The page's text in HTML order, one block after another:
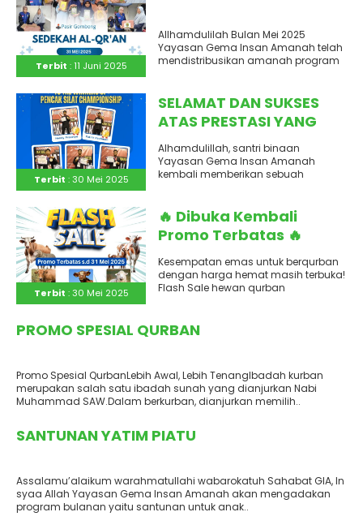
Terbit : 11 Juni 2025
Allhamdulilah Bulan Mei 2025
Yayasan Gema Insan Amanah telah
mendistribusikan amanah program
Terbit : 30 Mei 2025
SELAMAT DAN SUKSES
ATAS PRESTASI YANG
DIRAIH
Alhamdulillah, santri binaan
Yayasan Gema Insan Amanah
kembali memberikan sebuah
Terbit : 30 Mei 2025
🔥 Dibuka Kembali
Promo Terbatas 🔥
🔥Flash Sale🔥
Kesempatan emas untuk berqurban
dengan harga hemat masih terbuka!
Flash Sale hewan qurban
PROMO SPESIAL QURBAN
Promo Spesial QurbanLebih Awal, Lebih TenangIbadah kurban
merupakan salah satu ibadah sunah yang dianjurkan Nabi
Muhammad SAW.Dalam berkurban, dianjurkan memilih..
SANTUNAN YATIM PIATU
Assalamu’alaikum warahmatullahi wabarokatuh Sahabat GIA, In
syaa Allah Yayasan Gema Insan Amanah akan mengadakan
program bulanan yaitu santunan untuk anak..